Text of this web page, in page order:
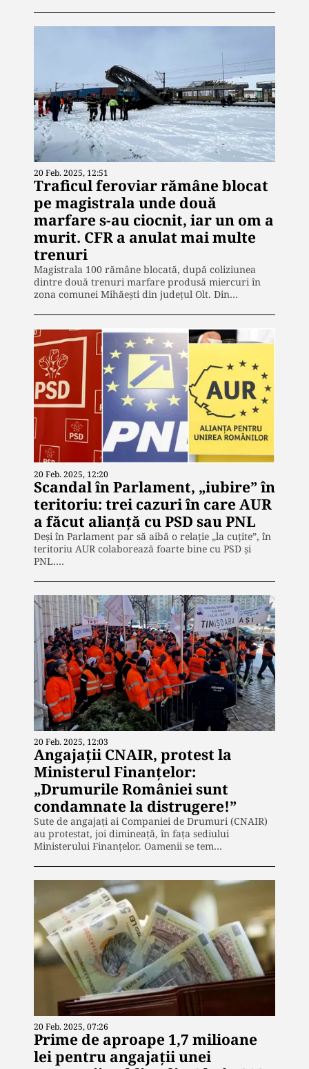
20 Feb. 2025, 12:51
Traficul feroviar rămâne blocat
pe magistrala unde două
marfare s-au ciocnit, iar un om a
murit. CFR a anulat mai multe
trenuri
Magistrala 100 rămâne blocată, după coliziunea
dintre două trenuri marfare produsă miercuri în
zona comunei Mihăeşti din judeţul Olt. Din…
20 Feb. 2025, 12:20
Scandal în Parlament, „iubire” în
teritoriu: trei cazuri în care AUR
a făcut alianţă cu PSD sau PNL
Deşi în Parlament par să aibă o relaţie „la cuţite”, în
teritoriu AUR colaborează foarte bine cu PSD şi
PNL.…
20 Feb. 2025, 12:03
Angajaţii CNAIR, protest la
Ministerul Finanţelor:
„Drumurile României sunt
condamnate la distrugere!”
Sute de angajaţi ai Companiei de Drumuri (CNAIR)
au protestat, joi dimineaţă, în faţa sediului
Ministerului Finanţelor. Oamenii se tem…
20 Feb. 2025, 07:26
Prime de aproape 1,7 milioane
lei pentru angajații unei